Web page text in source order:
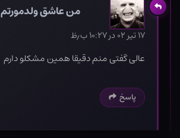
من عاشق ولدمورتم
۱۷ تیر ۰۲ در ۱۰:۲۷ ب٫ظ
عالی گفتی منم دقیقا همین مشکلو دارم
پاسخ